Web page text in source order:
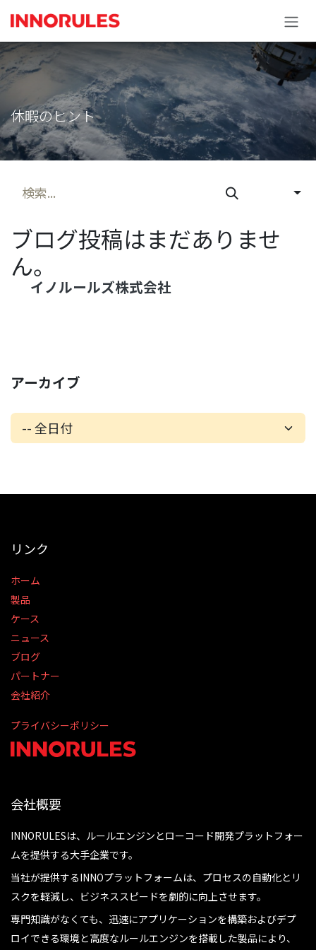
休暇のヒント
ブログ投稿はまだありませ
ん。
イノルー​ルズ株式会社
アーカイブ
リンク
ホーム
製品
ケース
ニュース
ブログ
パートナー
会社紹介
プライバシーポリシー
会社概要
INNORULESは、ルールエンジンとローコード開発プラットフォー
ムを提供する大手企業です。
当社が提供するINNOプラットフォームは、プロセスの自動化とリ
スクを軽減し、ビジネススピードを劇的に向上させます。
専門知識がなくても、迅速にアプリケーションを構築およびデプ
ロイできる環境と高度なルールエンジンを搭載した製品により、